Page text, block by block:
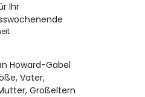
Ihr
Howard-Gabel
Vater,
Großeltern